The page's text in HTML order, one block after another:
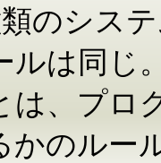
のシス
ルは同じ
は、プロ
かのルー